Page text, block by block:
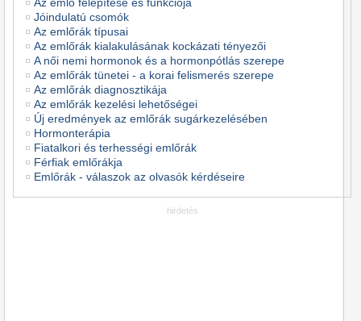
Jóindulatú csomók
Az emlőrák típusai
Az emlőrák kialakulásának kockázati tényezői
A női nemi hormonok és a hormonpótlás szerepe
Az emlőrák tünetei - a korai felismerés szerepe
Az emlőrák diagnosztikája
Az emlőrák kezelési lehetőségei
Új eredmények az emlőrák sugárkezelésében
Hormonterápia
Fiatalkori és terhességi emlőrák
Férfiak emlőrákja
Emlőrák - válaszok az olvasók kérdéseire
hirdetés